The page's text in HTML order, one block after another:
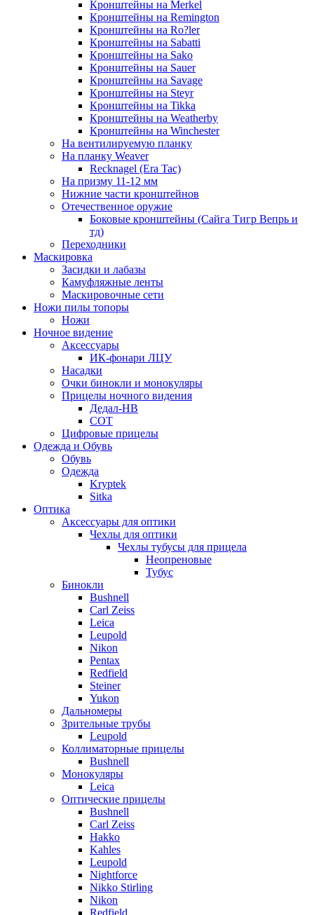
Кронштейны на Merkel
Кронштейны на Remington
Кронштейны на Ro?ler
Кронштейны на Sabatti
Кронштейны на Sako
Кронштейны на Sauer
Кронштейны на Savage
Кронштейны на Steyr
Кронштейны на Tikka
Кронштейны на Weatherby
Кронштейны на Winchester
На вентилируемую планку
На планку Weaver
Recknagel (Era Tac)
На призму 11-12 мм
Нижние части кронштейнов
Отечественное оружие
Боковые кронштейны (Сайга Тигр Вепрь и
тд)
Переходники
Маскировка
Засидки и лабазы
Камуфляжные ленты
Маскировочные сети
Ножи пилы топоры
Ножи
Ночное видение
Аксессуары
ИК-фонари ЛЦУ
Насадки
Очки бинокли и монокуляры
Прицелы ночного видения
Дедал-НВ
СОТ
Цифровые прицелы
Одежда и Обувь
Обувь
Одежда
Kryptek
Sitka
Оптика
Аксессуары для оптики
Чехлы для оптики
Чехлы тубусы для прицела
Неопреновые
Тубус
Бинокли
Bushnell
Carl Zeiss
Leica
Leupold
Nikon
Pentax
Redfield
Steiner
Yukon
Дальномеры
Зрительные трубы
Leupold
Коллиматорные прицелы
Bushnell
Монокуляры
Leica
Оптические прицелы
Bushnell
Carl Zeiss
Hakko
Kahles
Leupold
Nightforce
Nikko Stirling
Nikon
Redfield